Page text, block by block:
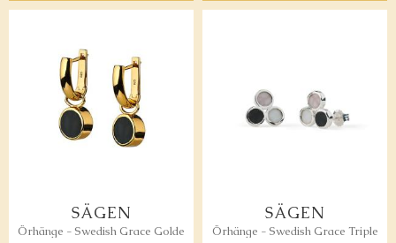
SÄGEN
Örhänge - Swedish Grace Golden Rotate
SÄGEN
Örhänge - Swedish Grace Triple